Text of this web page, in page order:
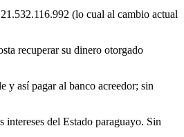
(lo cual al cambio actual
recuperar su dinero otorgado
y así pagar al banco acreedor; sin
del Estado paraguayo. Sin